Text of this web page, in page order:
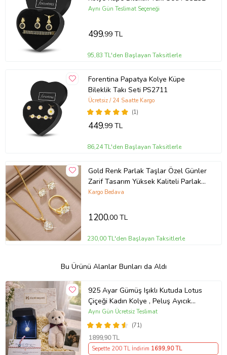
Aynı Gün Teslimat Seçeneği
499,99 TL
95,83 TL'den Başlayan Taksitlerle
Forentina Papatya Kolye Küpe
Bileklik Takı Seti PS2711
(1)
Ücretsiz / 24 Saatte Kargo
449,99 TL
86,24 TL'den Başlayan Taksitlerle
Gold Renk Parlak Taşlar Özel Günler
Zarif Tasarım Yüksek Kaliteli Parlak
Takı Set Şık Bir Hediye
Kargo Bedava
1200,00 TL
230,00 TL'den Başlayan Taksitlerle
Bu Ürünü Alanlar Bunları da Aldı
925 Ayar Gümüş Işıklı Kutuda Lotus
Çiçeği Kadın Kolye , Peluş Ayıcık
Anahtarlık Marteniçka Bileklik,
Polaroid Fotoğraf Hediye
(71)
Aynı Gün Ücretsiz Teslimat
1899,90 TL
Sepette 200 TL İndirim 1699,90 TL